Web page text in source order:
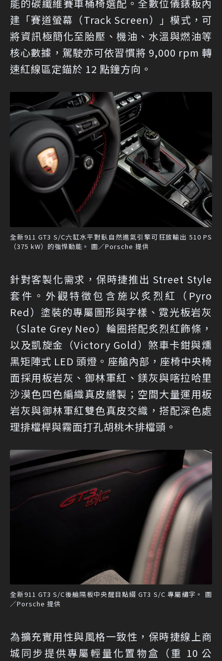
能的碳纖維賽車桶椅選配。全數位儀錶板內
建「賽道螢幕（Track Screen）」模式，可
將資訊極簡化至胎壓、機油、水溫與燃油等
核心數據，駕駛亦可依習慣將 9,000 rpm 轉
速紅線區定錨於 12 點鐘方向。
全新911 GT3 S/C六缸水平對臥自然進氣引擎可狂放輸出 510 PS
（375 kW）的強悍動能。 圖／Porsche 提供
針對客製化需求，保時捷推出 Street Style
套件。外觀特徵包含施以炙烈紅（Pyro
Red）塗裝的專屬圖形與字樣、霓光板岩灰
（Slate Grey Neo）輪圈搭配炙烈紅飾條，
以及凱旋金（Victory Gold）煞車卡鉗與燻
黑矩陣式 LED 頭燈。座艙內部，座椅中央椅
面採用板岩灰、御林軍紅、鎂灰與喀拉哈里
沙漠色四色編織真皮縫製；空間大量運用板
岩灰與御林軍紅雙色真皮交織，搭配深色處
理排檔桿與霧面打孔胡桃木排檔頭。
全新911 GT3 S/C後艙隔板中央醒目點綴 GT3 S/C 專屬繡字。 圖
／Porsche 提供
為擴充實用性與風格一致性，保時捷線上商
城同步提供專屬輕量化置物盒（重 10 公